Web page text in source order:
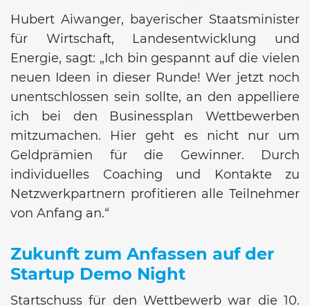
Hubert Aiwanger, bayerischer Staatsminister
für Wirtschaft, Landesentwicklung und
Energie, sagt: „Ich bin gespannt auf die vielen
neuen Ideen in dieser Runde! Wer jetzt noch
unentschlossen sein sollte, an den appelliere
ich bei den Businessplan Wettbewerben
mitzumachen. Hier geht es nicht nur um
Geldprämien für die Gewinner. Durch
individuelles Coaching und Kontakte zu
Netzwerkpartnern profitieren alle Teilnehmer
von Anfang an.“
Zukunft zum Anfassen auf der
Startup Demo Night
Startschuss für den Wettbewerb war die 10.